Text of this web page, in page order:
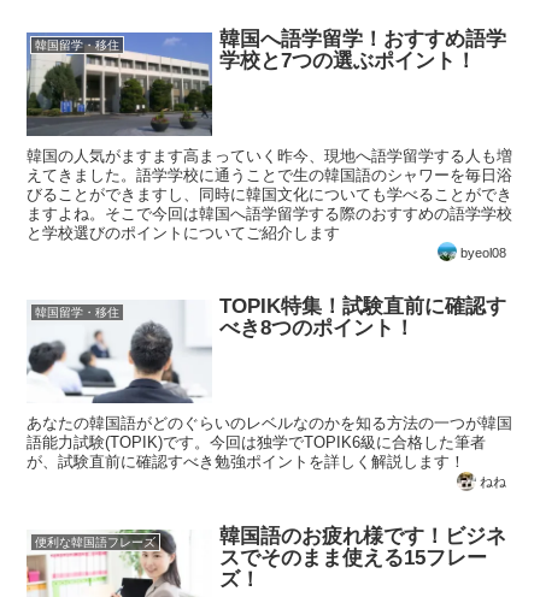
韓国留学・移住
韓国へ語学留学！おすすめ語学
学校と7つの選ぶポイント！
韓国の人気がますます高まっていく昨今、現地へ語学留学する人も増
えてきました。語学学校に通うことで生の韓国語のシャワーを毎日浴
びることができますし、同時に韓国文化についても学べることができ
ますよね。そこで今回は韓国へ語学留学する際のおすすめの語学学校
と学校選びのポイントについてご紹介します
byeol08
韓国留学・移住
TOPIK特集！試験直前に確認す
べき8つのポイント！
あなたの韓国語がどのぐらいのレベルなのかを知る方法の一つが韓国
語能力試験(TOPIK)です。今回は独学でTOPIK6級に合格した筆者
が、試験直前に確認すべき勉強ポイントを詳しく解説します！
ねね
便利な韓国語フレーズ
韓国語のお疲れ様です！ビジネ
スでそのまま使える15フレー
ズ！